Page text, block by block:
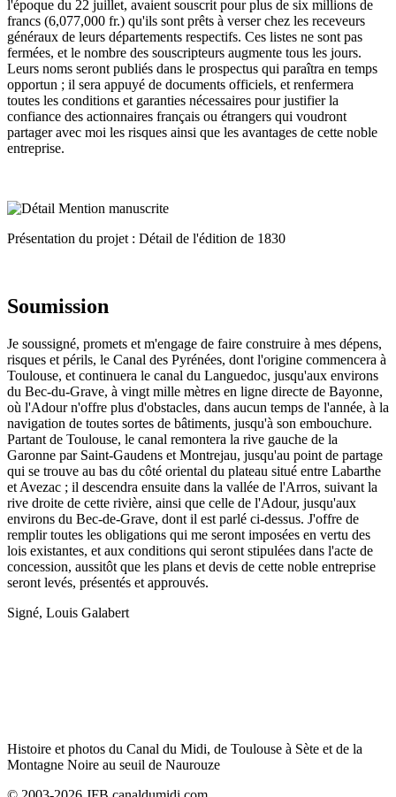
l'époque du 22 juillet, avaient souscrit pour plus de six millions de
francs (6,077,000 fr.) qu'ils sont prêts à verser chez les receveurs
généraux de leurs départements respectifs. Ces listes ne sont pas
fermées, et le nombre des souscripteurs augmente tous les jours.
Leurs noms seront publiés dans le prospectus qui paraîtra en temps
opportun ; il sera appuyé de documents officiels, et renfermera
toutes les conditions et garanties nécessaires pour justifier la
confiance des actionnaires français ou étrangers qui voudront
partager avec moi les risques ainsi que les avantages de cette noble
entreprise.
Présentation du projet : Détail de l'édition de 1830
Soumission
Je soussigné, promets et m'engage de faire construire à mes dépens,
risques et périls, le Canal des Pyrénées, dont l'origine commencera à
Toulouse, et continuera le canal du Languedoc, jusqu'aux environs
du Bec-du-Grave, à vingt mille mètres en ligne directe de Bayonne,
où l'Adour n'offre plus d'obstacles, dans aucun temps de l'année, à la
navigation de toutes sortes de bâtiments, jusqu'à son embouchure.
Partant de Toulouse, le canal remontera la rive gauche de la
Garonne par Saint-Gaudens et Montrejau, jusqu'au point de partage
qui se trouve au bas du côté oriental du plateau situé entre Labarthe
et Avezac ; il descendra ensuite dans la vallée de l'Arros, suivant la
rive droite de cette rivière, ainsi que celle de l'Adour, jusqu'aux
environs du Bec-de-Grave, dont il est parlé ci-dessus. J'offre de
remplir toutes les obligations qui me seront imposées en vertu des
lois existantes, et aux conditions qui seront stipulées dans l'acte de
concession, aussitôt que les plans et devis de cette noble entreprise
seront levés, présentés et approuvés.
Signé, Louis Galabert
Histoire et photos du Canal du Midi, de Toulouse à Sète et de la
Montagne Noire au seuil de Naurouze